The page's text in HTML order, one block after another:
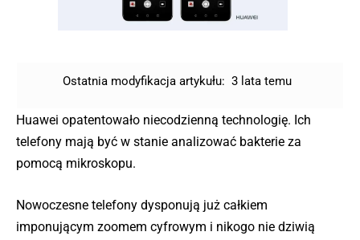
Ostatnia modyfikacja artykułu: 3 lata temu
Huawei opatentowało niecodzienną technologię. Ich
telefony mają być w stanie analizować bakterie za
pomocą mikroskopu.
Nowoczesne telefony dysponują już całkiem
imponującym zoomem cyfrowym i nikogo nie dziwią